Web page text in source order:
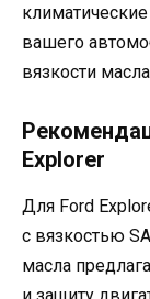
вашего
вязкости
Explorer
Для Ford
с вязкостью
масла